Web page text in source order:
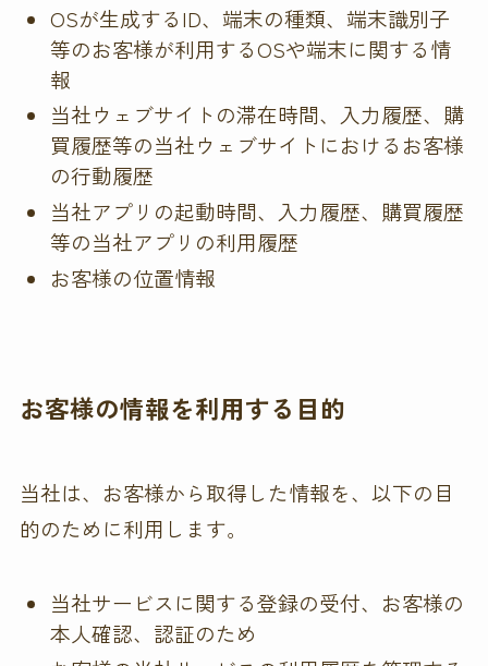
OSが生成するID、端末の種類、端末識別子
等のお客様が利用するOSや端末に関する情
報
当社ウェブサイトの滞在時間、入力履歴、購
買履歴等の当社ウェブサイトにおけるお客様
の行動履歴
当社アプリの起動時間、入力履歴、購買履歴
等の当社アプリの利用履歴
お客様の位置情報
お客様の情報を利用する目的
当社は、お客様から取得した情報を、以下の目
的のために利用します。
当社サービスに関する登録の受付、お客様の
本人確認、認証のため